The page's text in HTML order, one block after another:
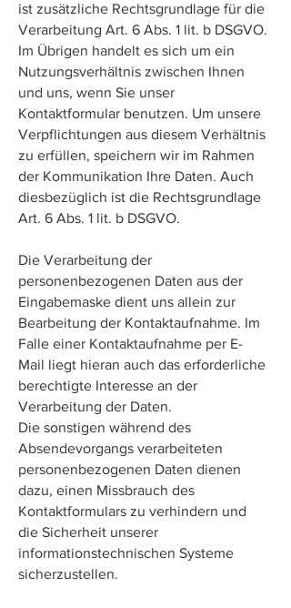
ist zusätzliche Rechtsgrundlage für die
Verarbeitung Art. 6 Abs. 1 lit. b DSGVO.
Im Übrigen handelt es sich um ein
Nutzungsverhältnis zwischen Ihnen
und uns, wenn Sie unser
Kontaktformular benutzen. Um unsere
Verpflichtungen aus diesem Verhältnis
zu erfüllen, speichern wir im Rahmen
der Kommunikation Ihre Daten. Auch
diesbezüglich ist die Rechtsgrundlage
Art. 6 Abs. 1 lit. b DSGVO.
Die Verarbeitung der
personenbezogenen Daten aus der
Eingabemaske dient uns allein zur
Bearbeitung der Kontaktaufnahme. Im
Falle einer Kontaktaufnahme per E-
Mail liegt hieran auch das erforderliche
berechtigte Interesse an der
Verarbeitung der Daten.
Die sonstigen während des
Absendevorgangs verarbeiteten
personenbezogenen Daten dienen
dazu, einen Missbrauch des
Kontaktformulars zu verhindern und
die Sicherheit unserer
informationstechnischen Systeme
sicherzustellen.